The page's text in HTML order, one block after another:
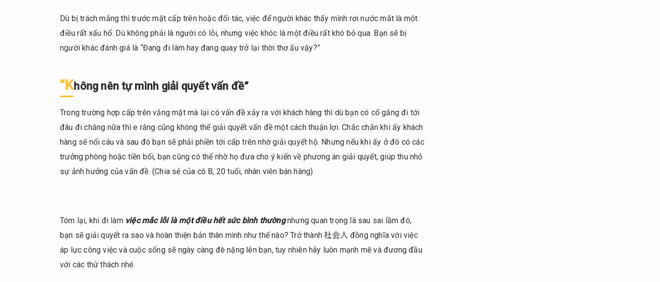
Dù bị trách mắng thì trước mặt cấp trên hoặc đối tác, việc để người khác thấy mình rơi nước mắt là một
điều rất xấu hổ. Dù không phải là người có lỗi, nhưng việc khóc là một điều rất khó bỏ qua. Bạn sẽ bị
người khác đánh giá là “Đang đi làm hay đang quay trở lại thời thơ ấu vậy?”
“Không nên tự mình giải quyết vấn đề”
Trong trường hợp cấp trên vắng mặt mà lại có vấn đề xảy ra với khách hàng thì dù bạn có cố gắng đi tới
đâu đi chăng nữa thì e rằng cũng không thể giải quyết vấn đề một cách thuận lợi. Chắc chắn khi ấy khách
hàng sẽ nổi cáu và sau đó bạn sẽ phải phiền tới cấp trên nhờ giải quyết hộ. Nhưng nếu khi ấy ở đó có các
trưởng phòng hoặc tiền bối, bạn cũng có thể nhờ họ đưa cho ý kiến về phương án giải quyết, giúp thu nhỏ
sự ảnh hưởng của vấn đề. (Chia sẻ của cô B, 20 tuổi, nhân viên bán hàng)
Tóm lại, khi đi làm việc mắc lỗi là một điều hết sức bình thườngnhưng quan trọng là sau sai lầm đó,
bạn sẽ giải quyết ra sao và hoàn thiện bản thân mình như thế nào? Trở thành 社会人 đồng nghĩa với việc
áp lực công việc và cuộc sống sẽ ngày càng đè nặng lên bạn, tuy nhiên hãy luôn mạnh mẽ và đương đầu
với các thử thách nhé.